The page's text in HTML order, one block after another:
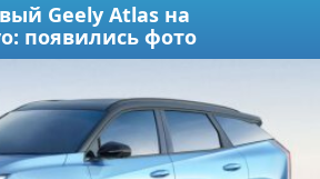
Geely Atlas на
появились фото